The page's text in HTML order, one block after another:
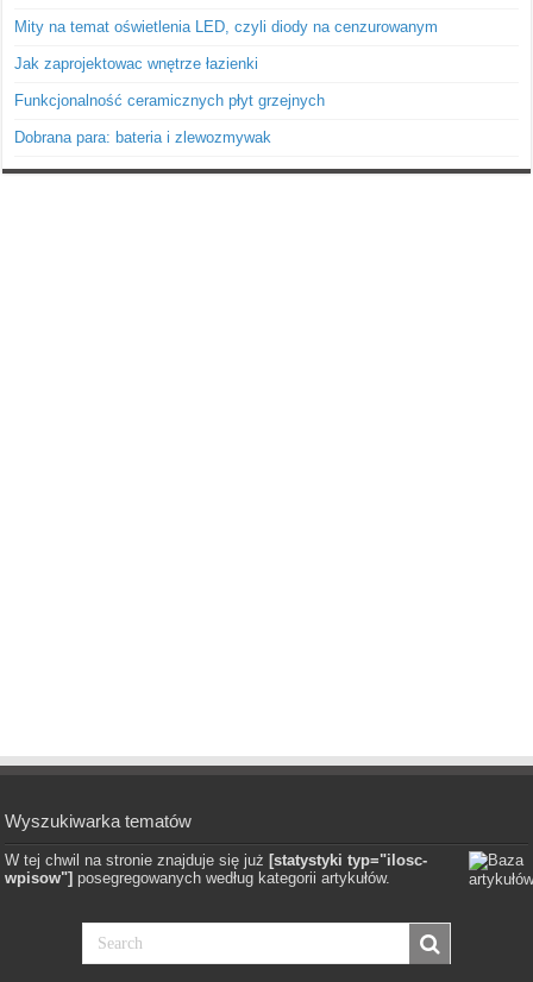
Mity na temat oświetlenia LED, czyli diody na cenzurowanym
Jak zaprojektowac wnętrze łazienki
Funkcjonalność ceramicznych płyt grzejnych
Dobrana para: bateria i zlewozmywak
Wyszukiwarka tematów
W tej chwil na stronie znajduje się już [statystyki typ="ilosc-
wpisow"] posegregowanych według kategorii artykułów.